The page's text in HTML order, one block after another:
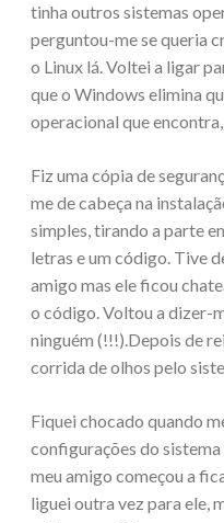
tinha outros sistemas
perguntou-me se queria
o Linux lá. Voltei a ligar
que o Windows elimina
operacional que
Fiz uma cópia de
me de cabeça na
simples, tirando a parte
letras e um código. Tive
amigo mas ele ficou
o código. Voltou a dizer-
ninguém (!!!).Depois de
corrida de olhos pelo
Fiquei chocado quando
configurações do
meu amigo começou a
liguei outra vez para ele,